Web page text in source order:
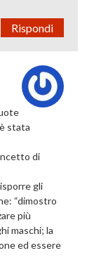
Rispondi
stata
di
gli
“dimostro
più
maschi; la
ed essere